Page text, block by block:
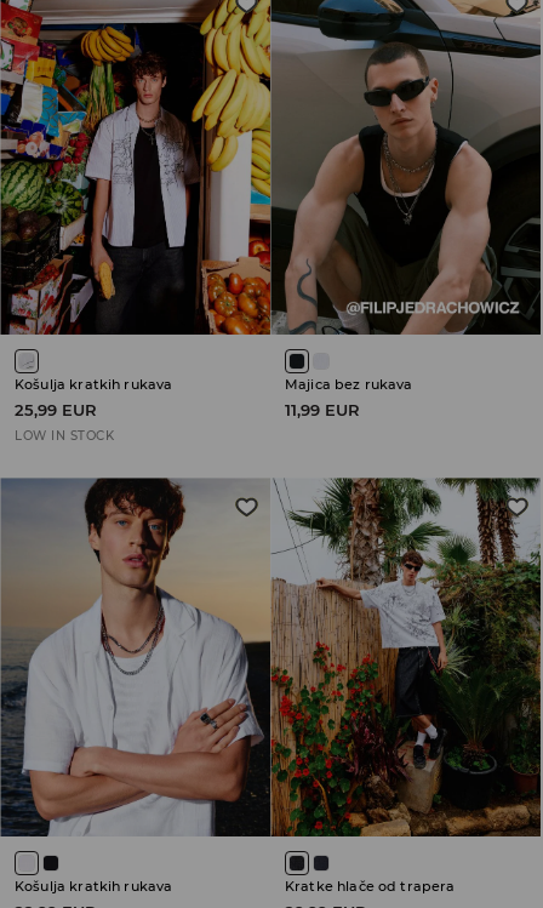
Košulja kratkih rukava
25,99 EUR
LOW IN STOCK
Majica bez rukava
11,99 EUR
Košulja kratkih rukava Kratke hlače od trapera